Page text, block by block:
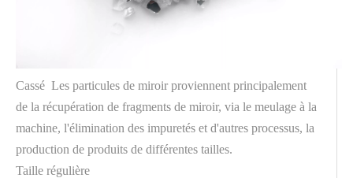
Cassé Les particules de miroir proviennent principalement
de la récupération de fragments de miroir, via le meulage à la
machine, l'élimination des impuretés et d'autres processus, la
production de produits de différentes tailles.
Taille régulière